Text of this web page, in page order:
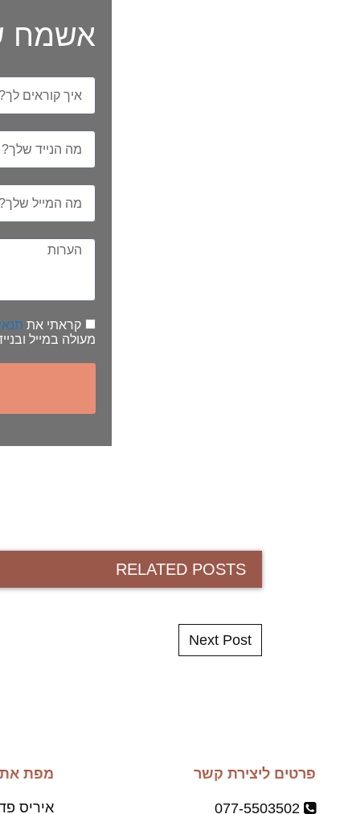
אשמח
קראתי את
מעולה במייל
RELATED POSTS
Post navigation
Next Post
פרטים ליצירת קשר
077-5503502
מפת
איריס